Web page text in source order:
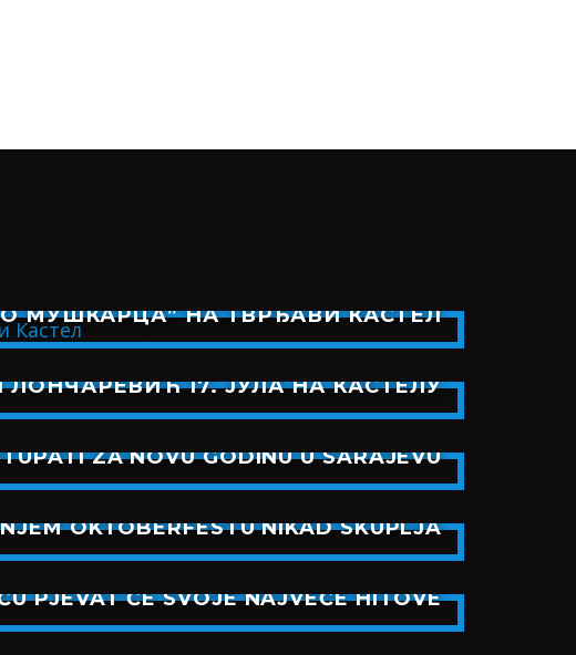
МУШКАРЦА” НА ТВРЂАВИ КАСТЕЛ
17. ЈУЛА НА КАСТЕЛУ
ZA NOVU GODINU U SARAJEVU
OKTOBERFESTU NIKAD SKUPLJA
PJEVAT ĆE SVOJE NAJVEĆE HITOVE